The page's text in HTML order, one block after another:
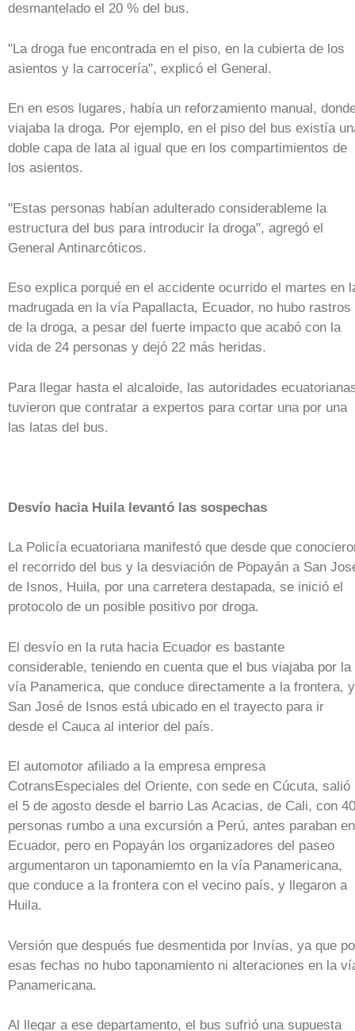
desmantelado el 20 % del bus.
"La droga fue encontrada en el piso, en la cubierta de los
asientos y la carrocería", explicó el General.
En en esos lugares, había un reforzamiento manual,
viajaba la droga. Por ejemplo, en el piso del bus existía
doble capa de lata al igual que en los compartimientos de
los asientos.
"Estas personas habían adulterado considerableme la
estructura del bus para introducir la droga", agregó el
General Antinarcóticos.
Eso explica porqué en el accidente ocurrido el martes en
madrugada en la vía Papallacta, Ecuador, no hubo rastros
de la droga, a pesar del fuerte impacto que acabó con la
vida de 24 personas y dejó 22 más heridas.
Para llegar hasta el alcaloide, las autoridades
tuvieron que contratar a expertos para cortar una por una
las latas del bus.
Desvío hacia Huila levantó las sospechas
La Policía ecuatoriana manifestó que desde que
el recorrido del bus y la desviación de Popayán a San
de Isnos, Huila, por una carretera destapada, se inició el
protocolo de un posible positivo por droga.
El desvío en la ruta hacia Ecuador es bastante
considerable, teniendo en cuenta que el bus viajaba por la
vía Panamerica, que conduce directamente a la frontera, y
San José de Isnos está ubicado en el trayecto para ir
desde el Cauca al interior del país.
El automotor afiliado a la empresa empresa
CotransEspeciales del Oriente, con sede en Cúcuta, salió
el 5 de agosto desde el barrio Las Acacias, de Cali, con 40
personas rumbo a una excursión a Perú, antes paraban en
Ecuador, pero en Popayán los organizadores del paseo
argumentaron un taponamiemto en la vía Panamericana,
que conduce a la frontera con el vecino país, y llegaron a
Huila.
Versión que después fue desmentida por Invías, ya que
esas fechas no hubo taponamiento ni alteraciones en la
Panamericana.
Al llegar a ese departamento, el bus sufrió una supuesta